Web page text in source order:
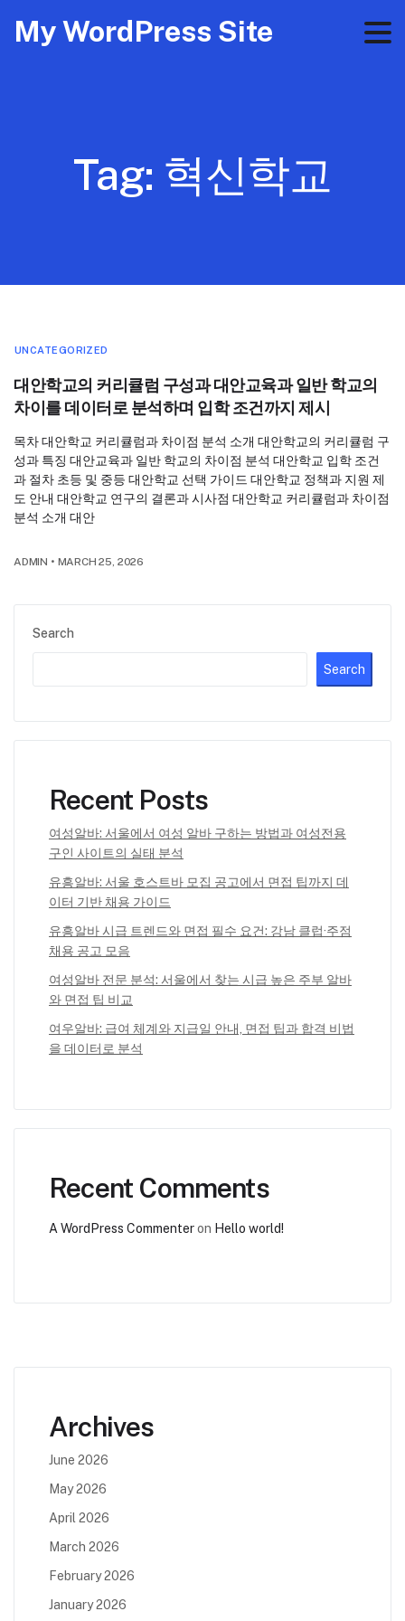
My WordPress Site
Tag: 혁신학교
Search
Search
Recent Posts
여성알바: 서울에서 여성 알바 구하는 방법과 여성전용
구인 사이트의 실태 분석
유흥알바: 서울 호스트바 모집 공고에서 면접 팁까지 데
이터 기반 채용 가이드
유흥알바 시급 트렌드와 면접 필수 요건: 강남 클럽·주점
채용 공고 모음
여성알바 전문 분석: 서울에서 찾는 시급 높은 주부 알바
와 면접 팁 비교
여우알바: 급여 체계와 지급일 안내, 면접 팁과 합격 비법
을 데이터로 분석
Recent Comments
A WordPress Commenteron Hello world!
UNCATEGORIZED
대안학교의 커리큘럼 구성과 대안교육과 일반 학교의
차이를 데이터로 분석하며 입학 조건까지 제시
목차 대안학교 커리큘럼과 차이점 분석 소개 대안학교의 커리큘럼 구
성과 특징 대안교육과 일반 학교의 차이점 분석 대안학교 입학 조건
과 절차 초등 및 중등 대안학교 선택 가이드 대안학교 정책과 지원 제
도 안내 대안학교 연구의 결론과 시사점 대안학교 커리큘럼과 차이점
분석 소개 대안
ADMIN • MARCH 25, 2026
Archives
June 2026
May 2026
April 2026
March 2026
February 2026
January 2026